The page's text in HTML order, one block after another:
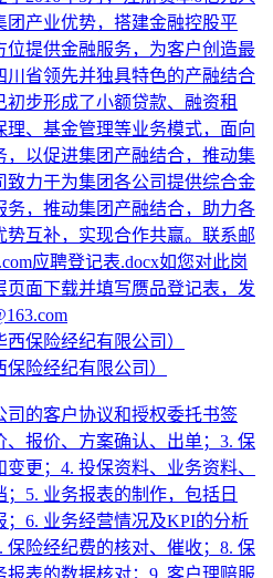
团产业优势，搭建金融控股平
位提供金融服务，为客户创造最
川省领先并独具特色的产融结合
步形成了小额贷款、融资租
理、基金管理等业务模式，面向
，以促进集团产融结合，推动集
致力于为集团各公司提供综合金
务，推动集团产融结合，助力各
势互补，实现合作共赢。联系邮
应聘登记表.docx如您对此岗
页面下载并填写赝品登记表，发
险经纪有限公司）
司的客户协议和授权委托书签
、报价、方案确认、出单；3. 保
更；4. 投保资料、业务资料、
5. 业务报表的制作，包括日
6. 业务经营情况及KPI的分析
保险经纪费的核对、催收；8. 保
报表的数据核对；9. 客户理赔服